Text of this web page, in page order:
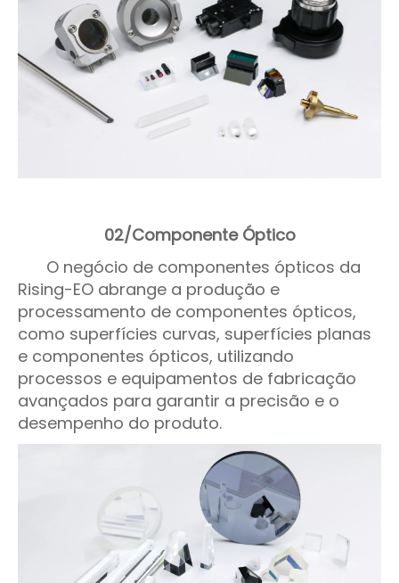
02/Componente Óptico
O negócio de componentes ópticos da
Rising-EO abrange a produção e
processamento de componentes ópticos,
como superfícies curvas, superfícies planas
e componentes ópticos, utilizando
processos e equipamentos de fabricação
avançados para garantir a precisão e o
desempenho do produto.